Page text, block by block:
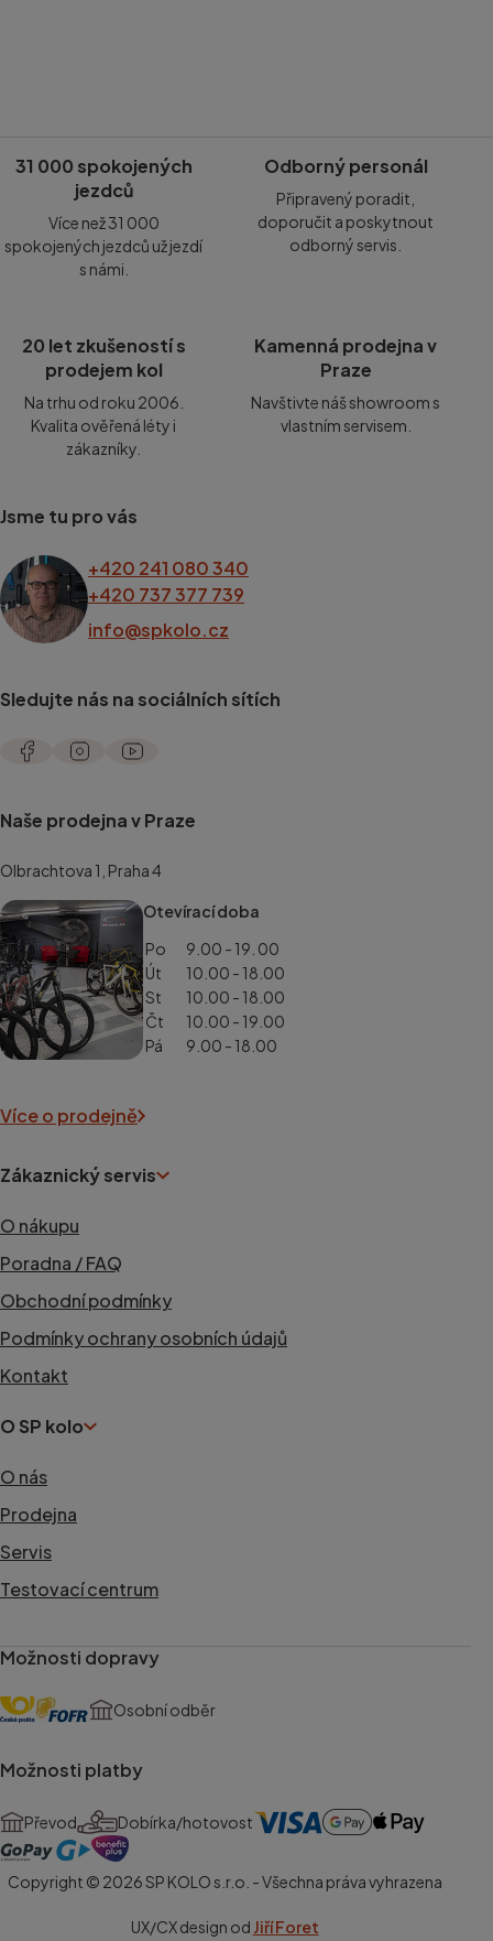
31 000 spokojených
jezdců
Více než 31 000
spokojených jezdců už jezdí
s námi.
Odborný personál
Připravený poradit,
doporučit a poskytnout
odborný servis.
20 let zkušeností s
prodejem kol
Na trhu od roku 2006.
Kvalita ověřená léty i
zákazníky.
Kamenná prodejna v
Praze
Navštivte náš showroom s
vlastním servisem.
Jsme tu pro vás
+420 241 080 340
+420 737 377 739
info@spkolo.cz
Sledujte nás na sociálních sítích
Naše prodejna v Praze
Olbrachtova 1, Praha 4
Otevírací doba
Po
9.00 - 19. 00
Út
10.00 - 18.00
St
10.00 - 18.00
Čt
10.00 - 19.00
Pá
9.00 - 18.00
Více o prodejně
Zákaznický servis
O nákupu
Poradna / FAQ
Obchodní podmínky
Podmínky ochrany osobních údajů
Kontakt
O SP kolo
O nás
Prodejna
Servis
Testovací centrum
Možnosti dopravy
Osobní odběr
Možnosti platby
Převod Dobírka/hotovost
Copyright © 2026 SP KOLO s.r.o. - Všechna práva vyhrazena
UX/CX design od Jiří Foret